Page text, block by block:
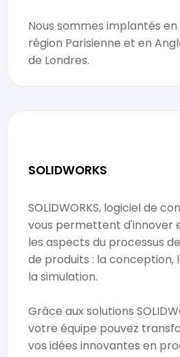
Nous sommes implantés
région Parisienne et en
de Londres.
SOLIDWORKS
SOLIDWORKS, logiciel de
vous permettent d'innover
les aspects du processus
de produits : la conception,
la simulation.
Grâce aux solutions
votre équipe pouvez
vos idées innovantes en